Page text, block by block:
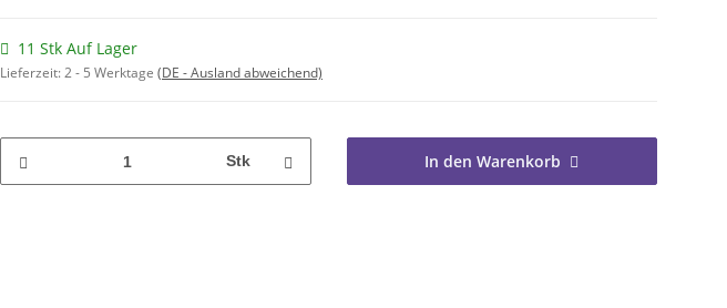
11 Stk Auf Lager
Lieferzeit:2 - 5 Werktage (DE - Ausland abweichend)
Stk In den Warenkorb